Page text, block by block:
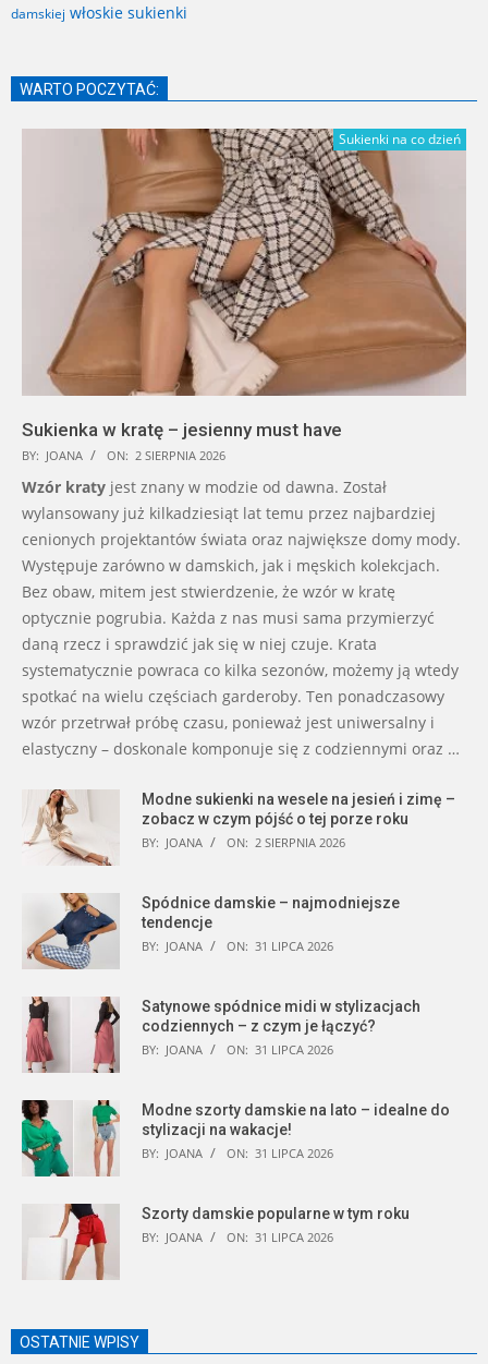
damskiej włoskie sukienki
WARTO POCZYTAĆ:
Sukienki na co dzień
Sukienka w kratę – jesienny must have
BY: JOANA ON: 2 SIERPNIA 2026
Wzór kraty jest znany w modzie od dawna. Został
wylansowany już kilkadziesiąt lat temu przez najbardziej
cenionych projektantów świata oraz największe domy mody.
Występuje zarówno w damskich, jak i męskich kolekcjach.
Bez obaw, mitem jest stwierdzenie, że wzór w kratę
optycznie pogrubia. Każda z nas musi sama przymierzyć
daną rzecz i sprawdzić jak się w niej czuje. Krata
systematycznie powraca co kilka sezonów, możemy ją wtedy
spotkać na wielu częściach garderoby. Ten ponadczasowy
wzór przetrwał próbę czasu, ponieważ jest uniwersalny i
elastyczny – doskonale komponuje się z codziennymi oraz …
Modne sukienki na wesele na jesień i zimę –
zobacz w czym pójść o tej porze roku
BY: JOANA ON: 2 SIERPNIA 2026
Spódnice damskie – najmodniejsze
tendencje
BY: JOANA ON: 31 LIPCA 2026
Satynowe spódnice midi w stylizacjach
codziennych – z czym je łączyć?
BY: JOANA ON: 31 LIPCA 2026
Modne szorty damskie na lato – idealne do
stylizacji na wakacje!
BY: JOANA ON: 31 LIPCA 2026
Szorty damskie popularne w tym roku
BY: JOANA ON: 31 LIPCA 2026
OSTATNIE WPISY